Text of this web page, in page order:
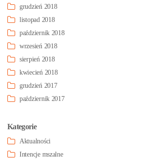
grudzień 2018
listopad 2018
październik 2018
wrzesień 2018
sierpień 2018
kwiecień 2018
grudzień 2017
październik 2017
Kategorie
Aktualności
Intencje mszalne